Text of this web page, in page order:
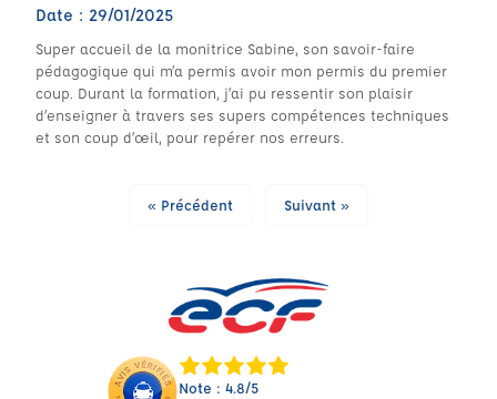
Date : 29/01/2025
Super accueil de la monitrice Sabine, son savoir-faire
pédagogique qui m’a permis avoir mon permis du premier
coup. Durant la formation, j’ai pu ressentir son plaisir
d’enseigner à travers ses supers compétences techniques
et son coup d’œil, pour repérer nos erreurs.
« Précédent Suivant »
Note : 4.8/5